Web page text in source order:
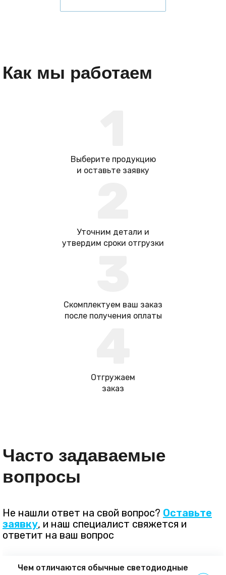
Как мы работаем
Выберите продукцию
и оставьте заявку
Уточним детали и
утвердим сроки отгрузки
Скомплектуем ваш заказ
после получения оплаты
Отгружаем
заказ
Часто задаваемые
вопросы
Не нашли ответ на свой вопрос? Оставьте
заявку, и наш специалист свяжется и
ответит на ваш вопрос
Чем отличаются обычные светодиодные